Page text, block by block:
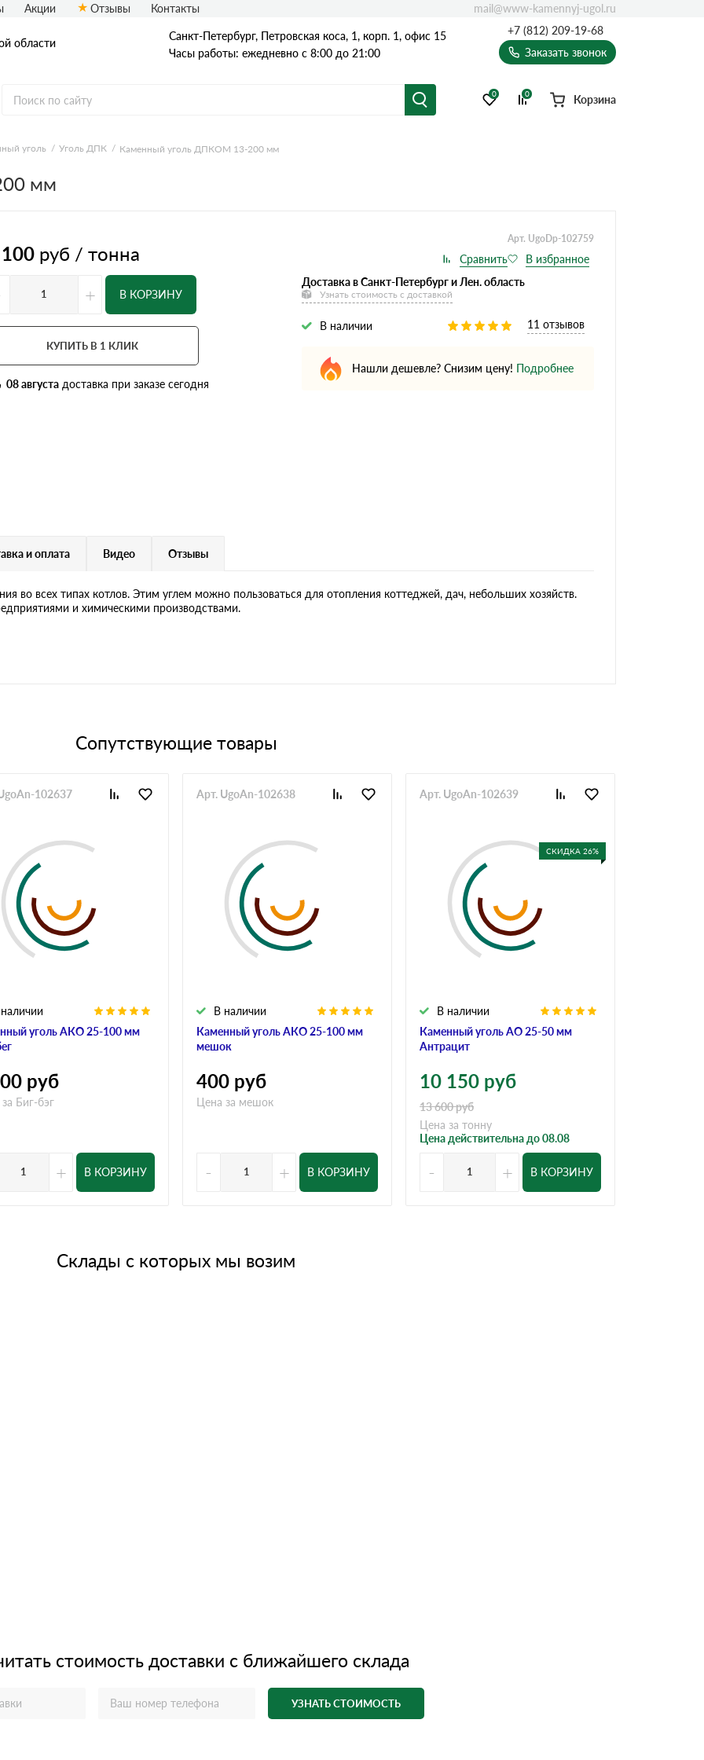
области
Санкт-Петербург, Петровская коса, 1, корп. 1, офис 15
Часы работы: ежедневно с 8:00 до 21:00
+7 (812) 209-19-68
Заказать звонок
0 0 Корзина
Акции Отзывы Контакты mail@www-kamennyj-ugol.ru
уголь Уголь ДПК Каменный уголь ДПКОМ 13-200 мм
мм
руб / тонна
Арт. UgoDp-102759
+ В КОРЗИНУ
КУПИТЬ В 1 КЛИК
08 августа доставка при заказе сегодня
Доставка в Санкт-Петербург и Лен. область
Узнать стоимость с доставкой
В наличии 11 отзывов
Нашли дешевле? Снизим цену! Подробнее
и оплата Видео Отзывы
во всех типах котлов. Этим углем можно пользоваться для отопления коттеджей, дач, небольших хозяйств.
и химическими производствами.
Сопутствующие товары
уголь АКО 25-100 мм
102637
руб
Биг-бэг
+ В КОРЗИНУ
Каменный уголь АКО 25-100 мм
мешок
В наличии
Арт. UgoAn-102638
400 руб
Цена за мешок
- + В КОРЗИНУ
СКИДКА 26%
Каменный уголь АО 25-50 мм
Антрацит
В наличии
Арт. UgoAn-102639
10 150 руб
13 600руб
Цена за тонну
Цена действительна до 08.08
- + В КОРЗИНУ
Склады с которых мы возим
стоимость доставки с ближайшего склада
УЗНАТЬ СТОИМОСТЬ